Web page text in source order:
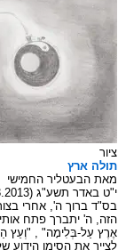
ציור
תולה ארץ
מאת הבעטליר החמישי
י"ט באדר תשע"ג (1.3.2013)
בס"ד ברוך ה', אחרי
הזה, ה' יתברך פתח
אֶרֶץ עַל-בְּלִימָה" , "וְעֵץ
לצייר את הסימן הידוע